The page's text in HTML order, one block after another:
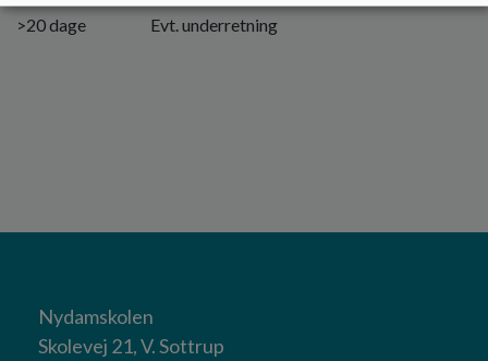
>20 dage Evt. underretning
Nydamskolen
Skolevej 21, V. Sottrup